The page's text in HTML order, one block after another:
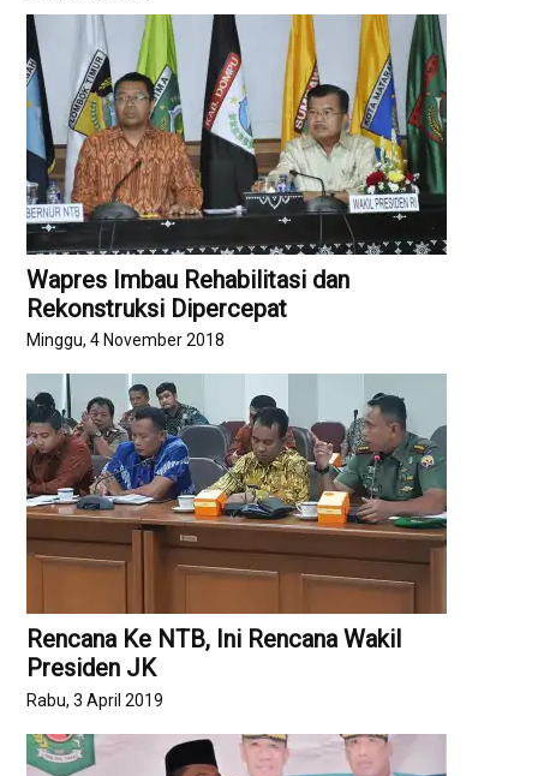
Wapres Imbau Rehabilitasi dan
Rekonstruksi Dipercepat
Minggu, 4 November 2018
Rencana Ke NTB, Ini Rencana Wakil
Presiden JK
Rabu, 3 April 2019